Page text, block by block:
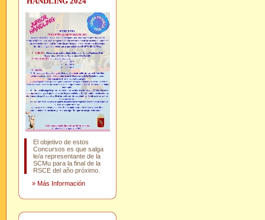
El objetivo de estos
Concursos es que salga
le/a representante de la
SCMu para la final de la
RSCE del año próximo.
» Más Información